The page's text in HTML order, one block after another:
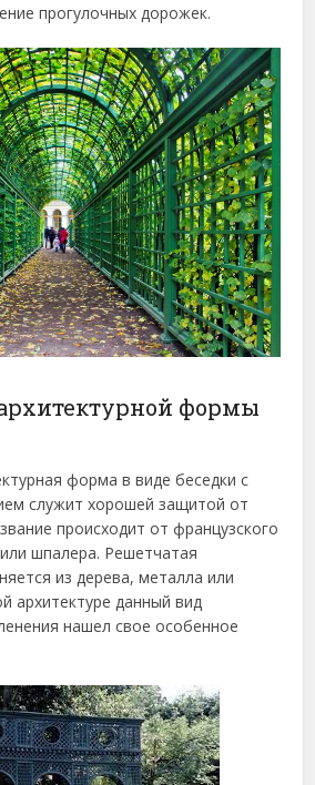
прогулочных дорожек.
формы
форма в виде беседки с
служит хорошей защитой от
происходит от французского
шпалера. Решетчатая
из дерева, металла или
архитектуре данный вид
нашел свое особенное